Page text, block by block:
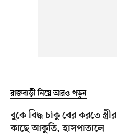
রাজবাড়ী নিয়ে আরও পড়ুন
বুকে বিদ্ধ চাকু বের করতে স্ত্রীর
কাছে আকুতি, হাসপাতালে